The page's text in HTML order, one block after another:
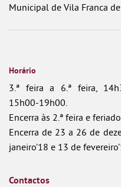
Municipal de Vila Franca
Horário
3.ª feira a 6.ª feira,
15h00-19h00.
Encerra às 2.ª feira e
Encerra de 23 a 26 de
janeiro’18 e 13 de
Contactos